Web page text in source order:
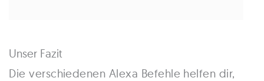
Unser Fazit
Die verschiedenen Alexa Befehle helfen dir,